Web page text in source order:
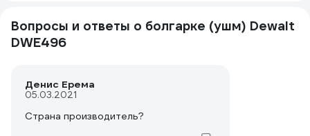
Вопросы и ответы о болгарке (ушм) Dewalt
DWE496
Денис Ерема
05.03.2021
Страна производитель?